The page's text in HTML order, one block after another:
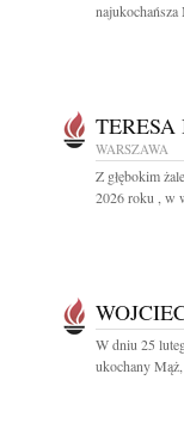
najukochańsza
WARSZAWA
Z głębokim
2026 roku , w
W dniu 25
ukochany